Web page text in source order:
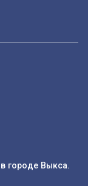
городе Выкса.